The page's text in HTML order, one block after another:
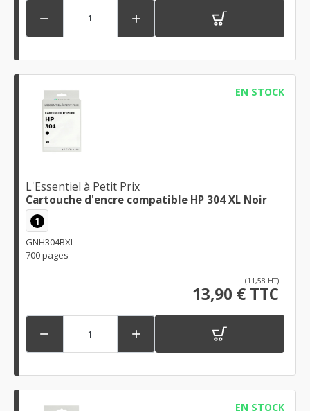
 
EN STOCK
L'Essentiel à Petit Prix
Cartouche d'encre compatible HP 304 XL Noir
1
GNH304BXL
700 pages
(11,58 HT)
13,90 € TTC
 
EN STOCK